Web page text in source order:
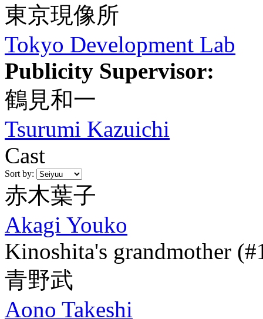
東京現像所
Tokyo Development Lab
Publicity Supervisor:
鶴見和一
Tsurumi Kazuichi
Cast
Sort by:
赤木葉子
Akagi Youko
Kinoshita's grandmother
青野武
Aono Takeshi